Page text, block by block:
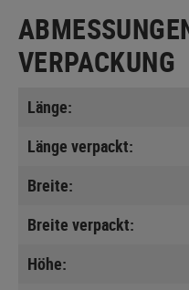
VERPACKUNG
Länge:
Länge verpackt:
Breite:
Breite verpackt:
Höhe: